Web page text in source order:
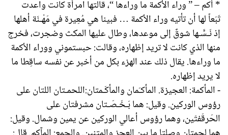
* أكم – ” وراء الأكمة ما وراءها “، قالتها امرأة كانت واعدت
تَبَعاً لها أن تأتيه وراء الأكمة … فبينا هي مُعِيرة في مَهْـنَة أهلها
إذ نَـسَّـها شوقٌ إلى موعدها، وطال عليها المكث وضجرت، فخرج
منها الذي كانت لا تريد إظهاره، وقالت: حبستموني ووراء الأكمة
ما وراءها. يقال ذلك عند الهزء بكل من أخبر عن نفسه ساقِطا ما
لا يريد إظهاره.
- المأكمة: العجيزة. المأكـَمان والمأكَـمتان:اللحمـتان اللتان على
رؤوس الوركين. وقيل: هما بَـخَـصَـتان مشرفتان على
الحَرقَفتَين، وهما رؤوس أعالي الوركين عن يمين وشمال. وقيل: